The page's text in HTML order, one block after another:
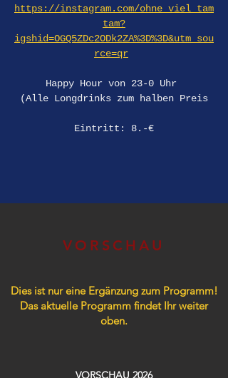
https://instagram.com/ohne_viel_tam
tam?
igshid=OGQ5ZDc2ODk2ZA%3D%3D&utm_sou
rce=qr
Happy Hour von 23-0 Uhr
(Alle Longdrinks zum halben Preis
Eintritt: 8.-€
VORSCHAU
Dies ist nur eine Ergänzung zum Programm!
Das aktuelle Programm findet Ihr weiter
oben.
VORSCHAU 2026